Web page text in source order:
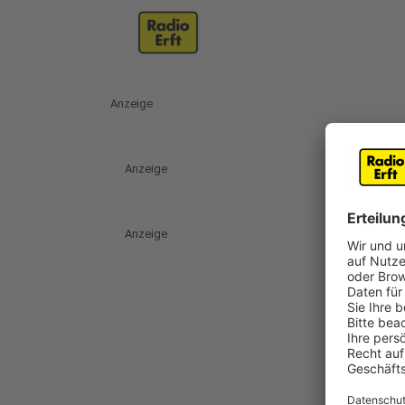
Anzeige
Anzeige
Anzeige